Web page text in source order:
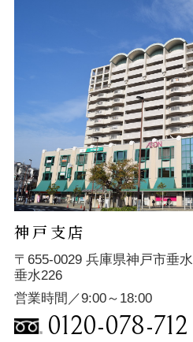
神戸支店
〒655-0029 兵庫県神戸市垂
垂水226
営業時間／9:00～18:00
0120-078-712